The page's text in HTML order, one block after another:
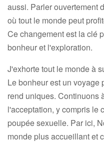
aussi. Parler ouvertement
où tout le monde peut
Ce changement est la clé
bonheur et l'exploration.
J'exhorte tout le monde à
Le bonheur est un voyage
rend uniques. Continuons
l'acceptation, y compris le
poupée sexuelle. Par ici,
monde plus accueillant et